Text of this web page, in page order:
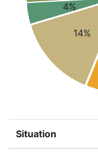
14%
4%
Situation